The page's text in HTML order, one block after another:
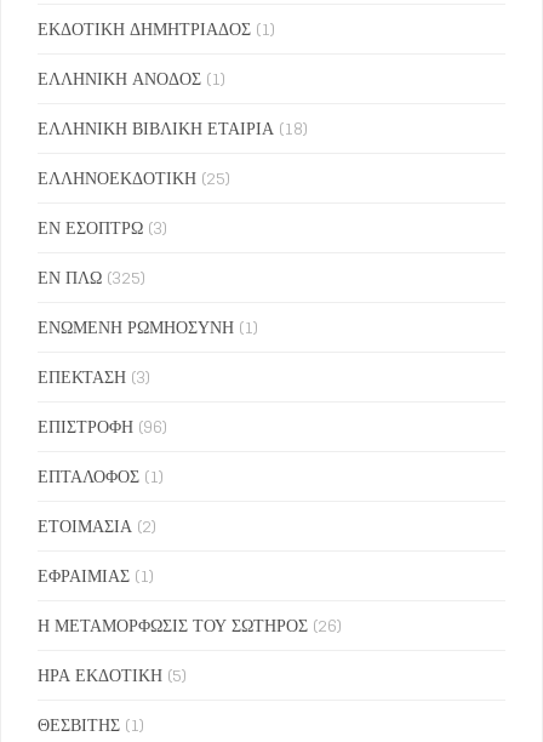
ΕΚΔΟΤΙΚΗ ΔΗΜΗΤΡΙΑΔΟΣ (1)
ΕΛΛΗΝΙΚΗ ΑΝΟΔΟΣ (1)
ΕΛΛΗΝΙΚΗ ΒΙΒΛΙΚΗ ΕΤΑΙΡΙΑ (18)
ΕΛΛΗΝΟΕΚΔΟΤΙΚΗ (25)
ΕΝ ΕΣΟΠΤΡΩ (3)
ΕΝ ΠΛΩ (325)
ΕΝΩΜΕΝΗ ΡΩΜΗΟΣΥΝΗ (1)
ΕΠΕΚΤΑΣΗ (3)
ΕΠΙΣΤΡΟΦΗ (96)
ΕΠΤΑΛΟΦΟΣ (1)
ΕΤΟΙΜΑΣΙΑ (2)
ΕΦΡΑΙΜΙΑΣ (1)
Η ΜΕΤΑΜΟΡΦΩΣΙΣ ΤΟΥ ΣΩΤΗΡΟΣ (26)
ΗΡΑ ΕΚΔΟΤΙΚΗ (5)
ΘΕΣΒΙΤΗΣ (1)